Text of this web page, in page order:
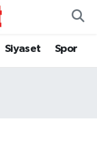
Siyaset Spor